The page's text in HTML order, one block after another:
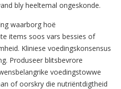
bly heeltemal ongeskonde.
waarborg hoë
items soos vars bessies of
Kliniese voedingskonsensus
Produseer blitsbevrore
voedingstowwe
of oorskry die nutriëntdigtheid